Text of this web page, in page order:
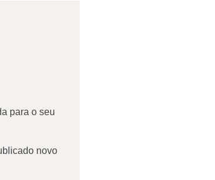
para o seu
novo